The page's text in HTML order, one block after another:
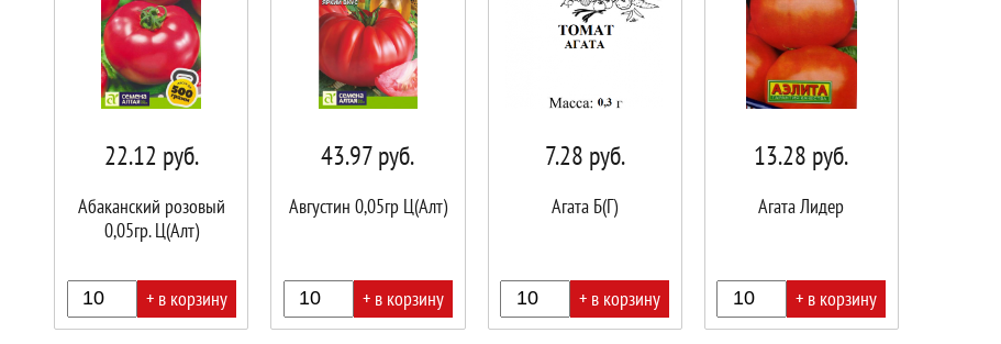
22.12 руб.
Абаканский розовый
0,05гр. Ц(Алт)
+ в корзину
43.97руб.
Августин 0,05гр Ц(Алт)
+ в корзину
7.28 руб.
Агата Б(Г)
+ в корзину
13.28 руб.
Агата Лидер
+ в корзину